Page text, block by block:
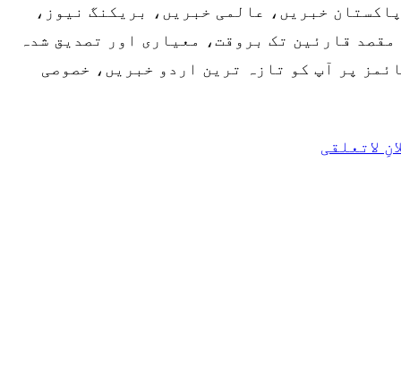
خبریں، عالمی خبریں، بریکنگ نیوز،
قارئین تک بروقت، معیاری اور تصدیق شدہ
پر آپ کو تازہ ترین اردو خبریں، خصوصی
لاتعلقی